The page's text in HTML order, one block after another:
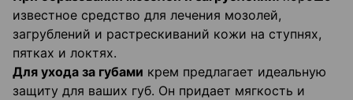
известное средство для лечения мозолей,
загрублений и растрескиваний кожи на ступнях,
пятках и локтях.
Для ухода за губами крем предлагает идеальную
защиту для ваших губ. Он придает мягкость и